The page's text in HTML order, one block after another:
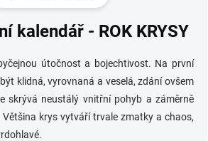
kalendář - ROK KRYSY
útočnost a bojechtivost. Na první
klidná, vyrovnaná a veselá, zdání ovšem
skrývá neustálý vnitřní pohyb a záměrně
krys vytváří trvale zmatky a chaos,